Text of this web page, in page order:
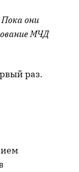
они
МЧД
раз.